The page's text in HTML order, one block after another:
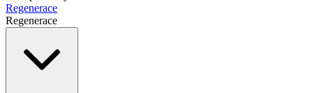
Regenerace
Regenerace